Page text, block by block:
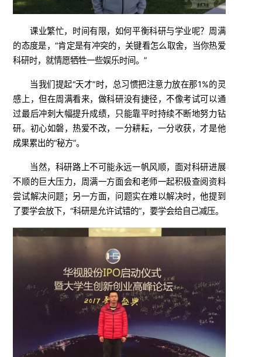
课业繁忙，时间有限，如何平衡科研与学业呢？周满
的态度是，“肯定是有冲突的，关键看怎么取舍，当你热爱
科研时，就情愿牺牲一些娱乐时间。”
当我们提起“天才”时，总习惯把注意力放在那1%的灵
感上，但在周满看来，做科研没有捷径，不像考试可以通
过最后冲刺大幅提升成绩，只能靠平时持续不断地努力钻
研。初心如磐，热爱不改，一分耕耘，一分收获，才是他
成果累出的“秘方”。
当然，科研路上不可能永远一帆风顺，面对科研进展
不顺的巨大压力，周满一方面会和老师一起积极查阅资料
尝试解决问题；另一方面，问题实在难以解决时，他提到
了要学会放下，“科研是允许试错的”，要学会给自己减压。